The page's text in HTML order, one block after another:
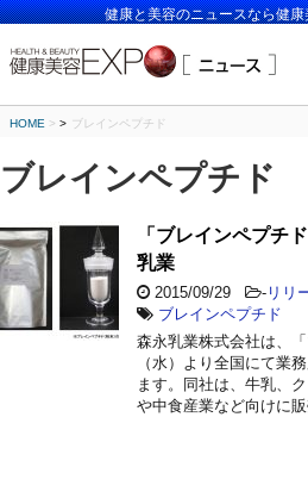
健康と美容のニュースなら健
HOME > ブレインペプチド
ブレインペプチド
「ブレインペプチ
乳業
2015/09/29 - リリ
ブレインペプチド
森永乳業株式会社は、
（水）より全国にて業
ます。同社は、牛乳、
や中食産業など向けに